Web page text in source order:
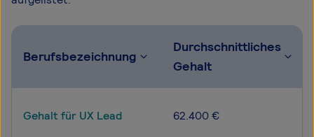
Berufsbezeichnung
Durchschnittliches
Gehalt
Gehalt für UX Lead 62.400 €